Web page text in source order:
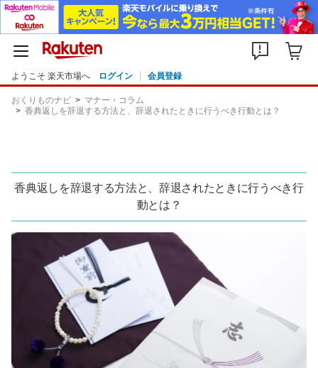
ようこそ 楽天市場へ ログイン 会員登録
おくりものナビ
マナー・コラム
香典返しを辞退する方法と、辞退されたときに行うべき行動とは？
香典返しを辞退する方法と、辞退されたときに行うべき行
動とは？